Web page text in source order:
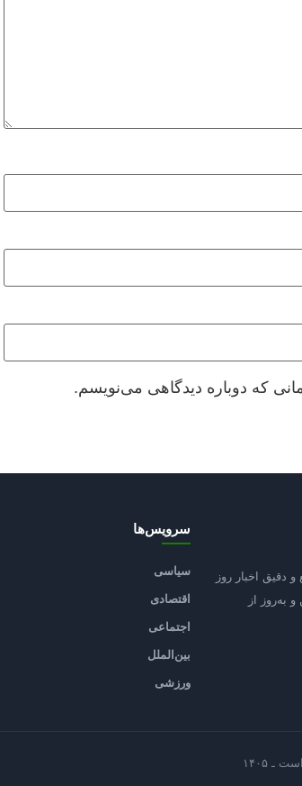
که دوباره دیدگاهی می‌نویسم.
دقیق اخبار روز
به‌روز از
سرویس‌ها
سیاسی
اقتصادی
اجتماعی
بین‌الملل
ورزشی
۱۴۰۵